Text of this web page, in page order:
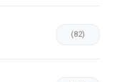
(82)